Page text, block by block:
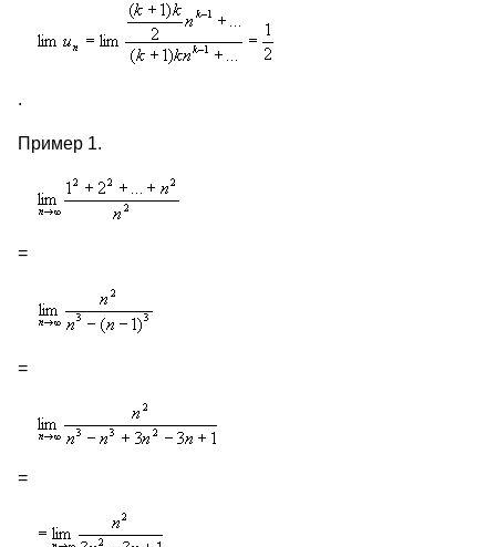
.
Пример 1.
=
=
=